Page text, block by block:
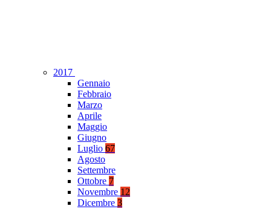
2017
Gennaio
Febbraio
Marzo
Aprile
Maggio
Giugno
Luglio 67
Agosto
Settembre
Ottobre 7
Novembre 12
Dicembre 3